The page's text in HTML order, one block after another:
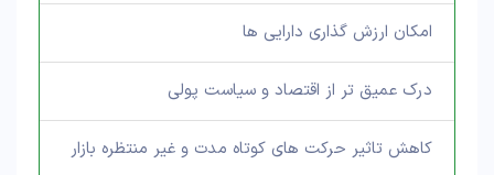
امکان ارزش گذاری دارایی ها
درک عمیق تر از اقتصاد و سیاست پولی
کاهش تاثیر حرکت های کوتاه مدت و غیر منتظره بازار